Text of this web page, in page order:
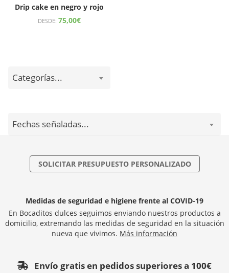
Drip cake en negro y rojo
DESDE: 75,00€
Categorías...
Fechas señaladas...
SOLICITAR PRESUPUESTO PERSONALIZADO
Medidas de seguridad e higiene frente al COVID-19
En Bocaditos dulces seguimos enviando nuestros productos a
domicilio, extremando las medidas de seguridad en la situación
nueva que vivimos. Más información
Envío gratis en pedidos superiores a 100€